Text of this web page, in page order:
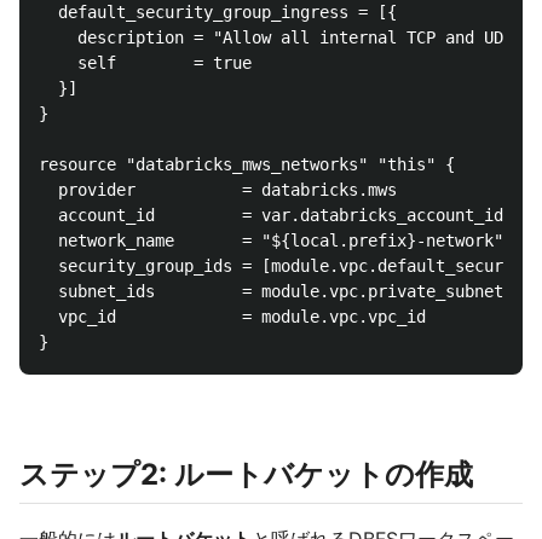
  default_security_group_ingress = [{
    description = "Allow all internal TCP and UDP"
    self        = true
  }]
}
resource "databricks_mws_networks" "this" {
  provider           = databricks.mws
  account_id         = var.databricks_account_id
  network_name       = "${local.prefix}-network"
security_group_ids =
  subnet_ids         = module.vpc.private_subnets
  vpc_id             = module.vpc.vpc_id
ステップ2: ルートバケットの作成